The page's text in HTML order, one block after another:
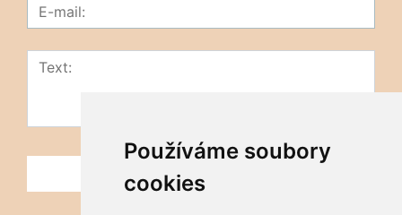
Používáme soubory
cookies